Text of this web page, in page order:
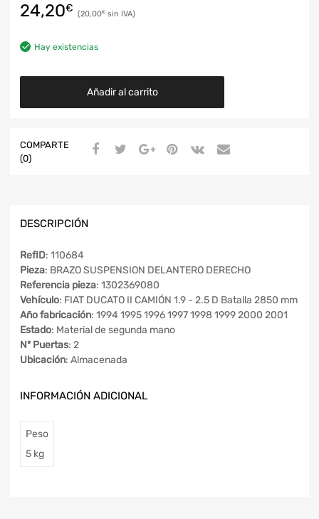
24,20€ 20,00€
Hay existencias
Añadir al carrito
COMPARTE
(0)
DESCRIPCIÓN
RefID: 110684
Pieza: BRAZO SUSPENSION DELANTERO DERECHO
Referencia pieza: 1302369080
Vehículo: FIAT DUCATO II CAMIÓN 1.9 - 2.5 D Batalla 2850 mm
Año fabricación: 1994 1995 1996 1997 1998 1999 2000 2001
Estado: Material de segunda mano
Nº Puertas: 2
Ubicación: Almacenada
INFORMACIÓN ADICIONAL
Peso
5 kg